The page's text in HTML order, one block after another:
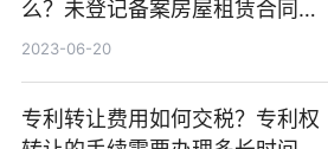
么？未登记备案房屋租赁合同有
效力吗？
2023-06-20
专利转让费用如何交税？专利权